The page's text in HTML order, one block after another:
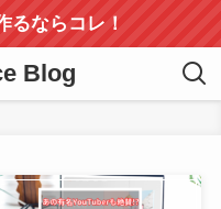
るならコレ！
Blog